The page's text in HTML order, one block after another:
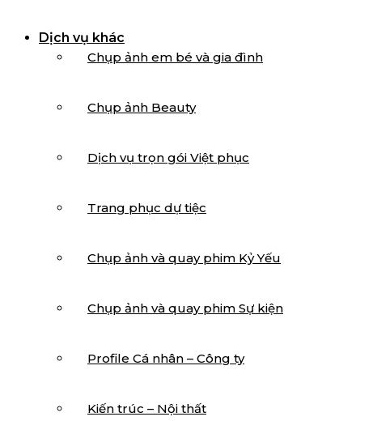
Dịch vụ khác
Chụp ảnh em bé và gia đình
Chụp ảnh Beauty
Dịch vụ trọn gói Việt phục
Trang phục dự tiệc
Chụp ảnh và quay phim Kỷ Yếu
Chụp ảnh và quay phim Sự kiện
Profile Cá nhân – Công ty
Kiến trúc – Nội thất